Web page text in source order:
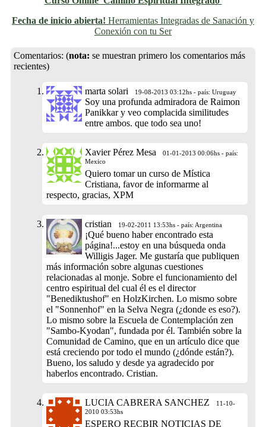
Fecha de inicio abierta! Herramientas Integradas de Sanación y
Conexión con tu Ser
Previo
Siguiente
Comentarios: (nota: se muestran primero los comentarios más
recientes)
marta solari 19-08-2013 03:12hs - país: Uruguay
Soy una profunda admiradora de Raimon
Panikkar y veo complacida similitudes
entre ambos. que todo sea uno!
Xavier Pérez Mesa 01-01-2013 00:06hs - país:
Mexico
Quiero tomar un curso de Mística
Cristiana, favor de informarme al
respecto, gracias, XPM
cristian 19-02-2011 13:53hs - país: Argentina
¡Qué bueno haber encontrado esta
página!...estoy en una búsqueda onda
Willigis Jager. Me gustaría que publiquen
más información sobre algunas cuestiones
relacionadas al monje. Sobre el funcionamiento del
centro espiritual del cual él es el director
"Benediktushof" en HolzKirchen. Lo mismo sobre
el "Sonnenhof" en la Selva Negra (¿donde es eso?).
Lo mismo sobre la Escuela de Contemplación zen
"Sambo-Kyodan", fundada por él. También sobre la
Comunidad de Camino, que en un artículo dice que
está creciendo por todo el mundo (¿dónde están?).
Bueno, los saludo y desde ya agradecido por
haberlos encontrado. Cristian.
LUCIA CABRERA SANCHEZ 11-10-
2010 03:53hs
ESPERO RECBIR NOTICIAS DE